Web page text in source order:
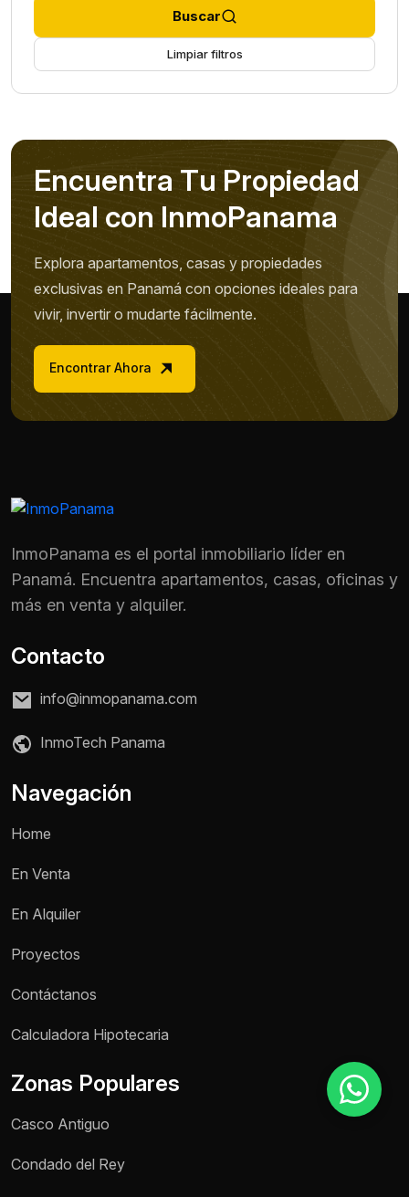
Teléfono / WhatsApp *
Buscar
Limpiar filtros
Encuentra Tu Propiedad
Ideal con InmoPanama
Explora apartamentos, casas y propiedades
exclusivas en Panamá con opciones ideales para
vivir, invertir o mudarte fácilmente.
Encontrar Ahora
InmoPanama es el portal inmobiliario líder en
Panamá. Encuentra apartamentos, casas, oficinas y
más en venta y alquiler.
Contacto
info@inmopanama.com
InmoTech Panama
Navegación
Home
En Venta
En Alquiler
Proyectos
Contáctanos
Calculadora Hipotecaria
Zonas Populares
Casco Antiguo
Condado del Rey